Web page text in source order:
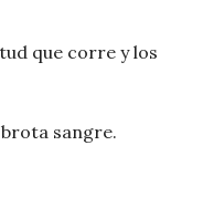
que corre y los
sangre.